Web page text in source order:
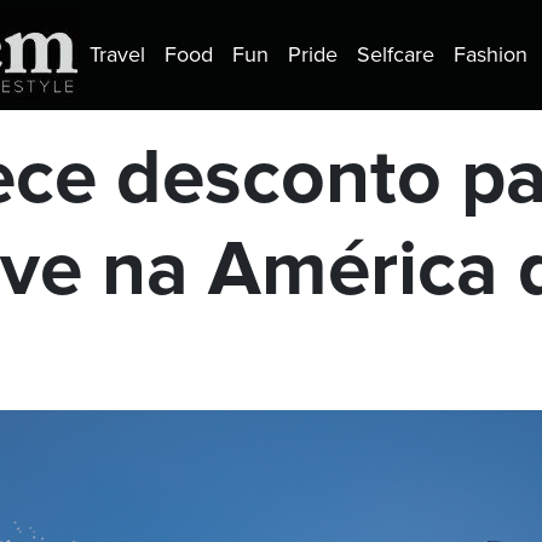
Travel Food Fun Pride Selfcare Fashion
desconto
na América